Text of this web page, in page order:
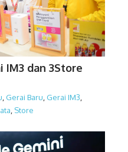
IM3 dan 3Store
Gerai Baru Gerai IM3
Store